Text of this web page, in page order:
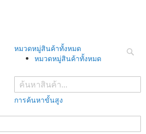
หมวดหมู่สินค้าทั้งหมด
หมวดหมู่สินค้าทั้งหมด
การค้นหาขั้นสูง